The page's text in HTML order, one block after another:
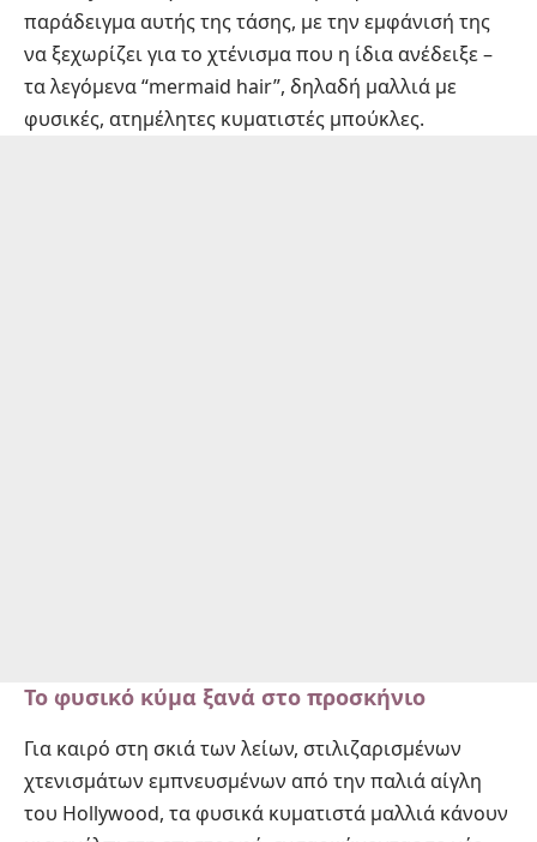
παράδειγμα αυτής της τάσης, με την εμφάνισή της
να ξεχωρίζει για το χτένισμα που η ίδια ανέδειξε –
τα λεγόμενα “mermaid hair”, δηλαδή μαλλιά με
φυσικές, ατημέλητες κυματιστές μπούκλες.
Το φυσικό κύμα ξανά στο προσκήνιο
Για καιρό στη σκιά των λείων, στιλιζαρισμένων
χτενισμάτων εμπνευσμένων από την παλιά αίγλη
του Hollywood, τα φυσικά κυματιστά μαλλιά κάνουν